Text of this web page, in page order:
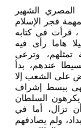
المصري الشهير
فجر الإسلام
، قرأت في كتابه
هاما رأى فيه
تمثلهم، وترعى
عندهم، بدأ
على الشعب إلا
ببسط إشراف
السلطان
تزال، أما في
ولم يصادفهم